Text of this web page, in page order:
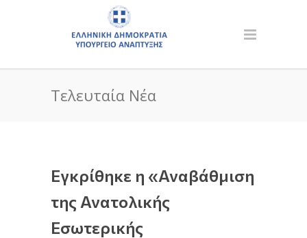
Τελευταία Νέα
Εγκρίθηκε η «Αναβάθμιση
της Ανατολικής
Εσωτερικής